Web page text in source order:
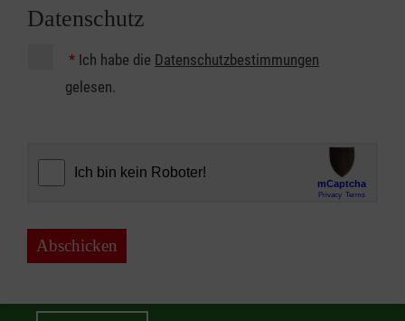
Datenschutz
* Ich habe die Datenschutzbestimmungen
gelesen.
Abschicken